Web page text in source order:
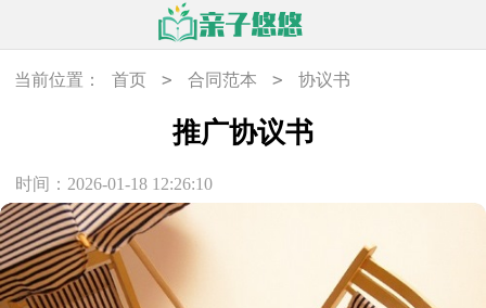
当前位置： 首页 > 合同范本 > 协议书
推广协议书
时间：2026-01-18 12:26:10